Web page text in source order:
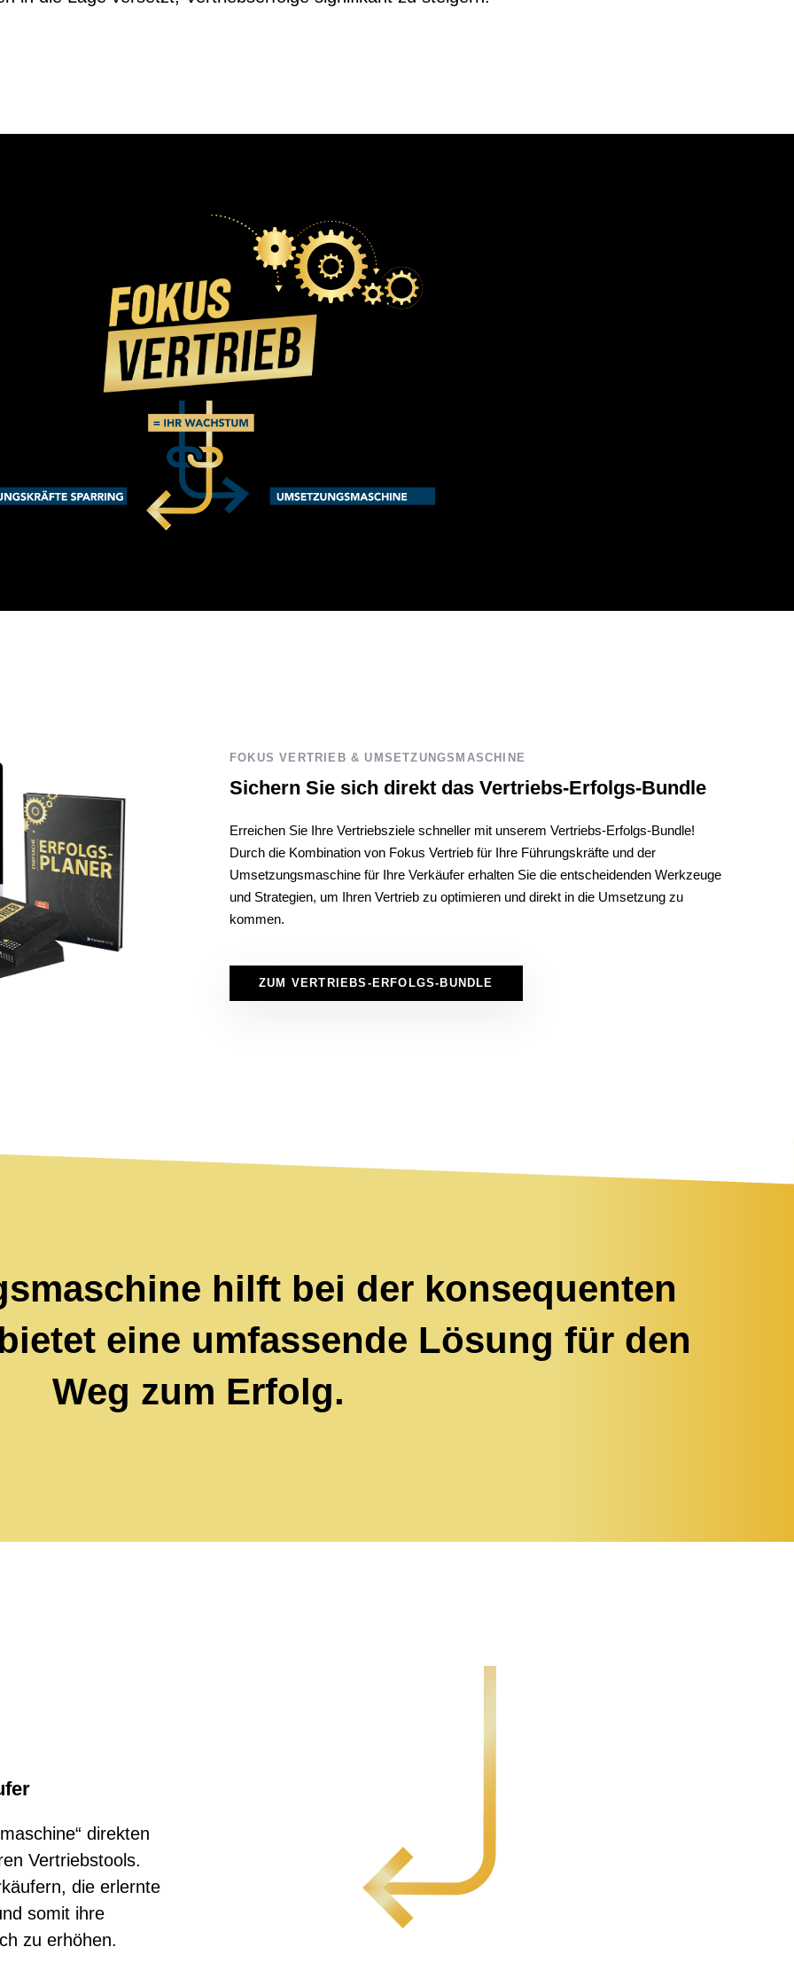
FOKUS VERTRIEB & UMSETZUNGSMASCHINE
Sichern Sie sich direkt das Vertriebs-Erfolgs-Bundle
Erreichen Sie Ihre Vertriebsziele schneller mit unserem Vertriebs-Erfolgs-Bundle!
Durch die Kombination von Fokus Vertrieb für Ihre Führungskräfte und der
Umsetzungsmaschine für Ihre Verkäufer erhalten Sie die entscheidenden Werkzeuge
und Strategien, um Ihren Vertrieb zu optimieren und direkt in die Umsetzung zu
kommen.
ZUM VERTRIEBS-ERFOLGS-BUNDLE
hilft bei der konsequenten
eine umfassende Lösung für den
Weg zum Erfolg.
direkten
Vertriebstools.
die erlernte
somit ihre
zu erhöhen.